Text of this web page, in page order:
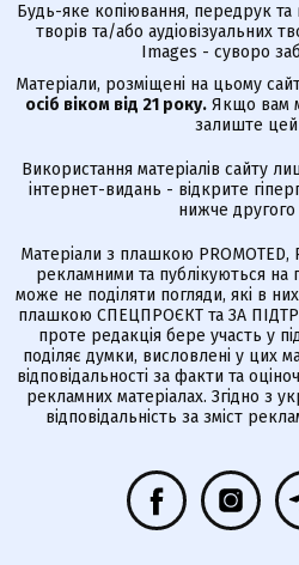
Будь-яке копіювання, передрук та
творів та/або аудіовізуальних
Images - суворо
Матеріали, розміщені на цьому
осіб віком від 21 року. Якщо вам
залиште цей
Використання матеріалів сайту
інтернет-видань - відкрите
нижче другого
Матеріали з плашкою
рекламними та публікуються на
може не поділяти погляди, які в
плашкою СПЕЦПРОЄКТ та ЗА
проте редакція бере участь у
поділяє думки, висловлені у цих
відповідальності за факти та
рекламних матеріалах. Згідно з
відповідальність за зміст